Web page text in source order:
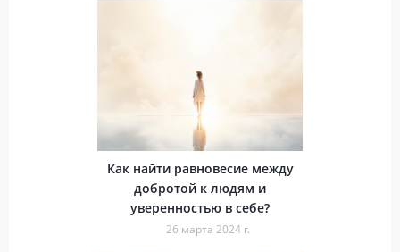
Как найти равновесие между
добротой к людям и
уверенностью в себе?
26 марта 2024 г.